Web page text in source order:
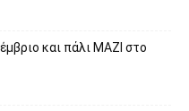
και πάλι ΜΑΖΙ στο